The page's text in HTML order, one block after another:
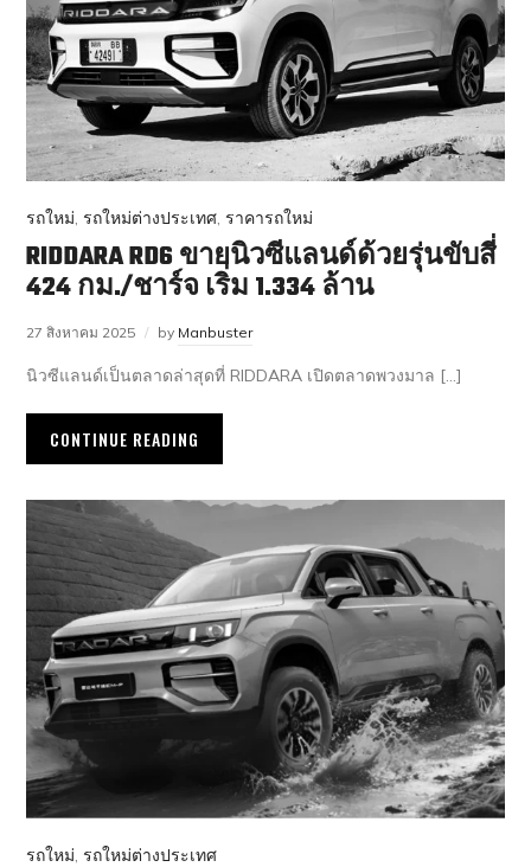
รถใหม่,รถใหม่ต่างประเทศ,ราคารถใหม่
RIDDARA RD6 ขายนิวซีแลนด์ด้วยรุ่นขับสี่
424 กม./ชาร์จ เริ่ม 1.334 ล้าน
27 สิงหาคม 2025 by Manbuster
นิวซีแลนด์เป็นตลาดล่าสุดที่ RIDDARA เปิดตลาดพวงมาล […]
CONTINUE READING
รถใหม่ ,รถใหม่ต่างประเทศ